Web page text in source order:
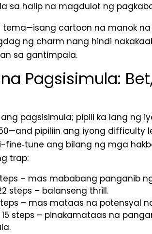
sa halip na magdulot ng
tema—isang cartoon na manok
ng charm nang hindi
sa gantimpala.
Pagsisimula:
pagsisimula; pipili ka lang ng
pipiliin ang iyong difficulty
fine‑tune ang bilang ng mga
trap:
– mas mababang panganib
steps – balanseng thrill.
– mas mataas na potensyal
15 steps – pinakamataas na